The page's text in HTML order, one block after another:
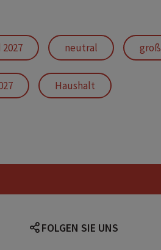
neutral groß
Haushalt
terminkalender wand
FOLGEN SIE UNS